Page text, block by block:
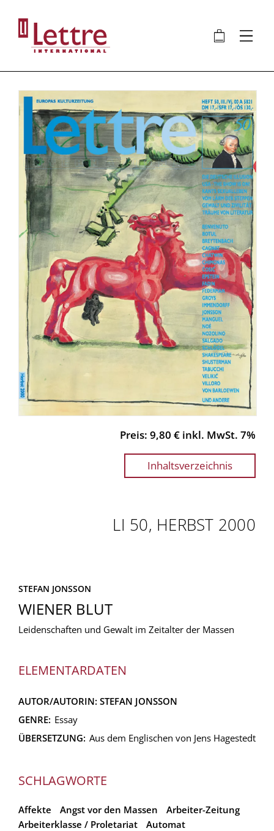
Inhalt
🛍 ⋮
Preis: 9,80 € inkl. MwSt. 7%
Inhaltsverzeichnis
LI 50, HERBST 2000
STEFAN JONSSON
WIENER BLUT
Leidenschaften und Gewalt im Zeitalter der Massen
ELEMENTARDATEN
AUTOR/AUTORIN: STEFAN JONSSON
GENRE: Essay
ÜBERSETZUNG: Aus dem Englischen von Jens Hagestedt
SCHLAGWORTE
Affekte Angst vor den Massen
Arbeiter-Zeitung
Arbeiterklasse / Proletariat
Automat